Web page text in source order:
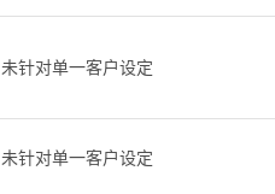
未针对单一客户设定
未针对单一客户设定